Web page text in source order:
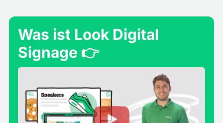
Was ist Look Digital
Signage 👉